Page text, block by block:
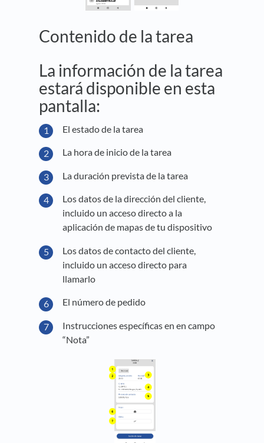
Contenido de la tarea
La información de la tarea
estará disponible en esta
pantalla:
El estado de la tarea
La hora de inicio de la tarea
La duración prevista de la tarea
Los datos de la dirección del cliente,
incluido un acceso directo a la
aplicación de mapas de tu dispositivo
Los datos de contacto del cliente,
incluido un acceso directo para
llamarlo
El número de pedido
Instrucciones específicas en en campo
“Nota”